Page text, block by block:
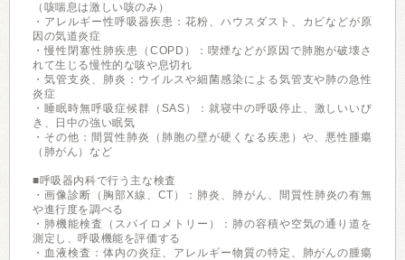
（咳喘息は激しい咳のみ）
・アレルギー性呼吸器疾患：花粉、ハウスダスト、カビなどが原
因の気道炎症
・慢性閉塞性肺疾患（COPD）：喫煙などが原因で肺胞が破壊さ
れて生じる慢性的な咳や息切れ
・気管支炎、肺炎：ウイルスや細菌感染による気管支や肺の急性
炎症
・睡眠時無呼吸症候群（SAS）：就寝中の呼吸停止、激しいいび
き、日中の強い眠気
・その他：間質性肺炎（肺胞の壁が硬くなる疾患）や、悪性腫瘍
（肺がん）など
■呼吸器内科で行う主な検査
・画像診断（胸部X線、CT）：肺炎、肺がん、間質性肺炎の有無
や進行度を調べる
・肺機能検査（スパイロメトリー）：肺の容積や空気の通り道を
測定し、呼吸機能を評価する
・血液検査：体内の炎症、アレルギー物質の特定、肺がんの腫瘍